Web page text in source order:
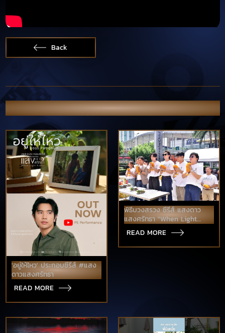
Back
OTHER NEWS & PORTFOLIO
'อยู่ให้ไหว' ประกอบซีรีส์ #แสง
ดาวแสงศรัทธา
READ MORE
พิธีบวงสรวง ซีรีส์ แสงดาว
แสงศรัทธา "When Light
Fades" ณ ลานพระพิฆเนศ
ศูนย์การค้าเซ็นทรัลเวิลด์ ✨️
READ MORE